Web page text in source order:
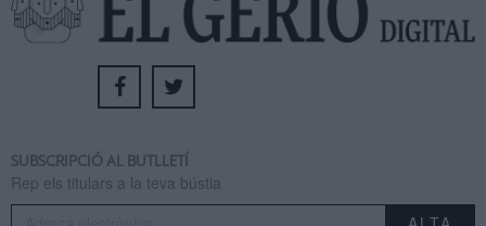
SUBSCRIPCIÓ AL BUTLLETÍ
Rep els titulars a la teva bústia